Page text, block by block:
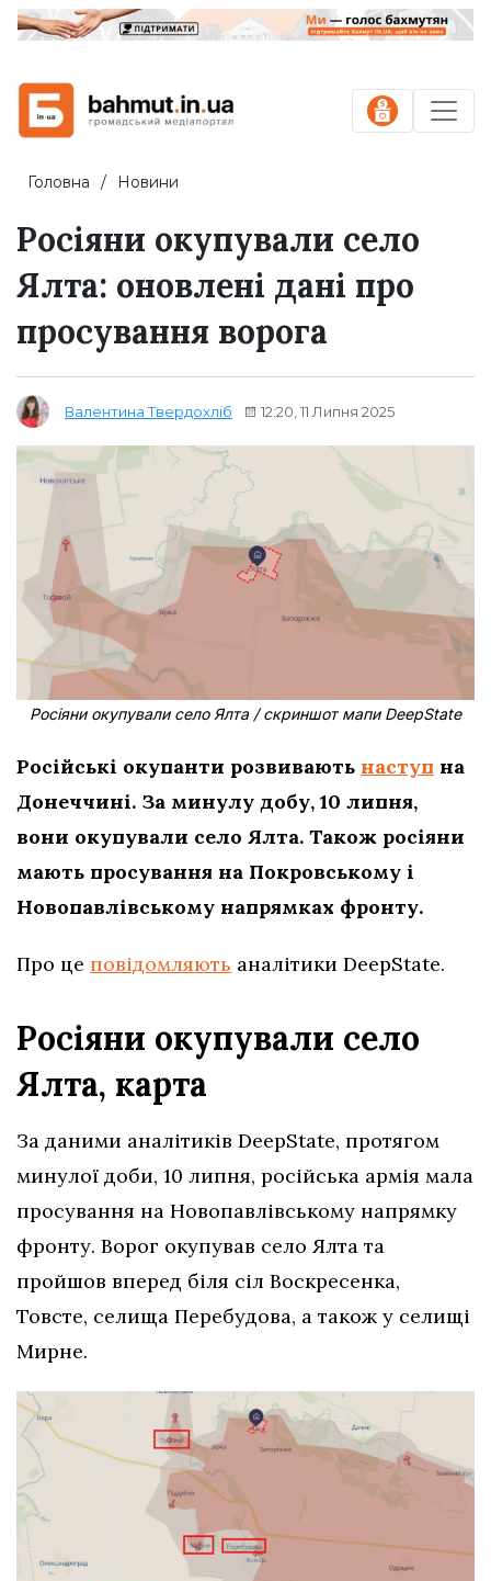
Головна Новини
Росіяни окупували село
Ялта: оновлені дані про
просування ворога
Валентина Твердохліб 12:20, 11 Липня 2025
Росіяни окупували село Ялта / скриншот мапи DeepState
Російські окупанти розвивають наступ на
Донеччині. За минулу добу, 10 липня,
вони окупували село Ялта. Також росіяни
мають просування на Покровському і
Новопавлівському напрямках фронту.
Про це повідомляють аналітики DeepState.
Росіяни окупували село
Ялта, карта
За даними аналітиків DeepState, протягом
минулої доби, 10 липня, російська армія мала
просування на Новопавлівському напрямку
фронту. Ворог окупував село Ялта та
пройшов вперед біля сіл Воскресенка,
Товсте, селища Перебудова, а також у селищі
Мирне.